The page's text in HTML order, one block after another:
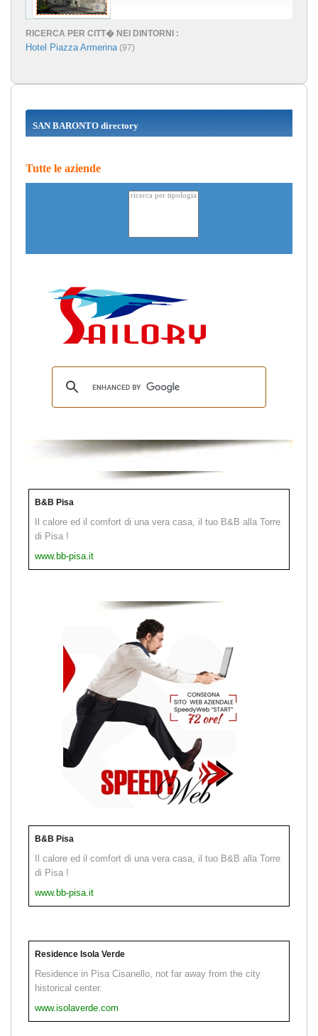
RICERCA PER CITT� NEI DINTORNI :
Hotel Piazza Armerina(97)
SAN BARONTO directory
Tutte le aziende
B&B Pisa
Il calore ed il comfort di una vera casa, il tuo B&B alla Torre
di Pisa !
www.bb-pisa.it
B&B Pisa
Il calore ed il comfort di una vera casa, il tuo B&B alla Torre
di Pisa !
www.bb-pisa.it
Residence Isola Verde
Residence in Pisa Cisanello, not far away from the city
historical center.
www.isolaverde.com